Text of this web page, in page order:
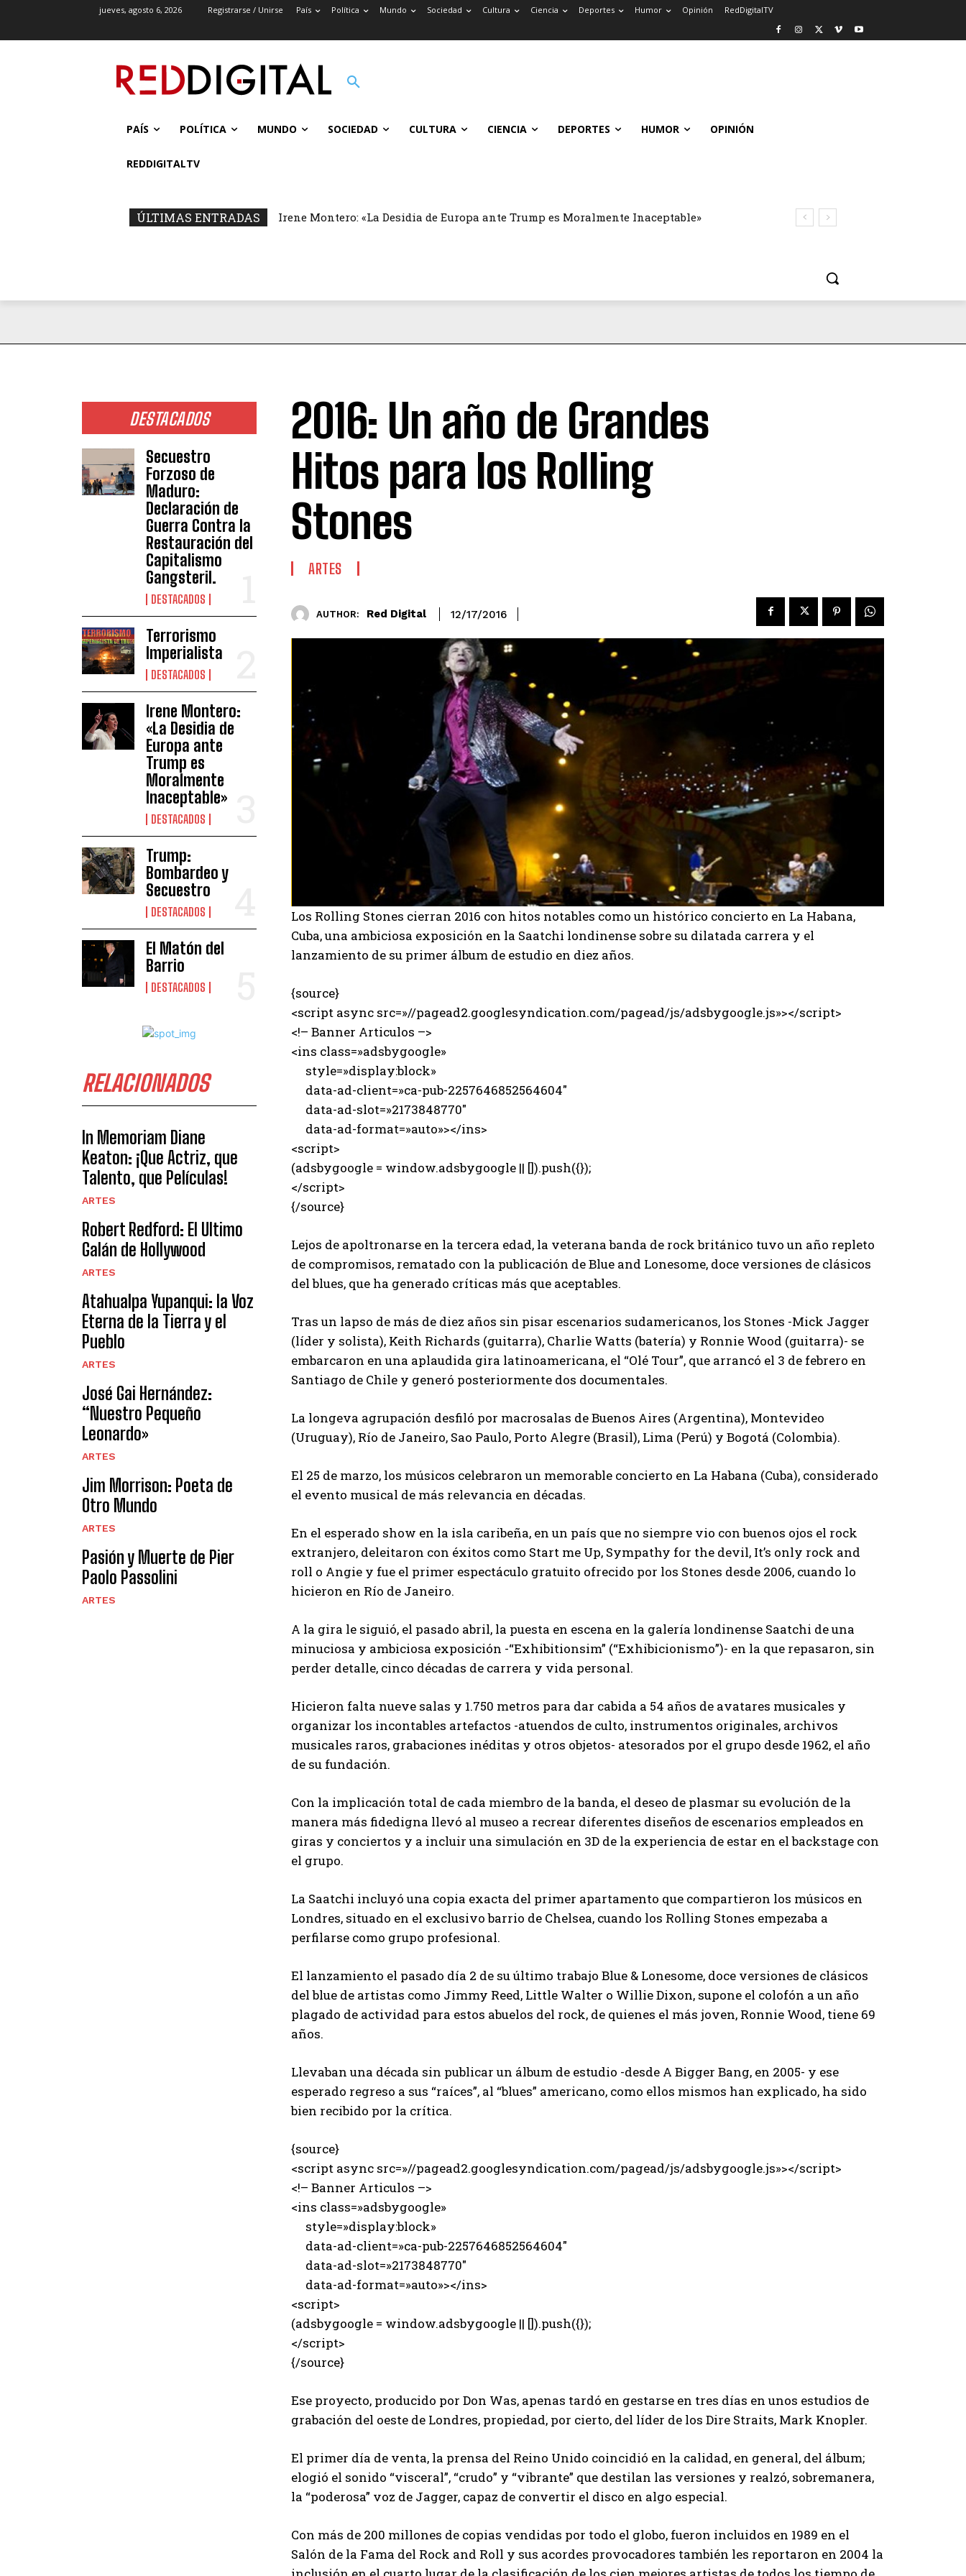
jueves, agosto 6, 2026 Registrarse / Unirse País Política Mundo Sociedad Cultura Ciencia Deportes Humor Opinión RedDigitalTV
PAÍS POLÍTICA MUNDO SOCIEDAD CULTURA CIENCIA DEPORTES HUMOR OPINIÓN
REDDIGITALTV
ÚLTIMAS ENTRADAS Irene Montero: «La Desidia de Europa ante Trump es Moralmente Inaceptable»
DESTACADOS
Secuestro
Forzoso de
Maduro:
Declaración de
Guerra Contra la
Restauración del
Capitalismo
Gangsteril.
DESTACADOS
Terrorismo
Imperialista
DESTACADOS
Irene Montero:
«La Desidia de
Europa ante
Trump es
Moralmente
Inaceptable»
DESTACADOS
Trump:
Bombardeo y
Secuestro
DESTACADOS
El Matón del
Barrio
DESTACADOS
RELACIONADOS
In Memoriam Diane
Keaton: ¡Que Actriz, que
Talento, que Películas!
ARTES
Robert Redford: El Ultimo
Galán de Hollywood
ARTES
Atahualpa Yupanqui: la Voz
Eterna de la Tierra y el
Pueblo
ARTES
José Gai Hernández:
“Nuestro Pequeño
Leonardo»
ARTES
Jim Morrison: Poeta de
Otro Mundo
ARTES
Pasión y Muerte de Pier
Paolo Passolini
ARTES
2016: Un año de Grandes
Hitos para los Rolling
Stones
ARTES
AUTHOR: Red Digital 12/17/2016
Los Rolling Stones cierran 2016 con hitos notables como un histórico concierto en La Habana,
Cuba, una ambiciosa exposición en la Saatchi londinense sobre su dilatada carrera y el
lanzamiento de su primer álbum de estudio en diez años.
{source}
<script async src=»//pagead2.googlesyndication.com/pagead/js/adsbygoogle.js»></script>
<!– Banner Articulos –>
<ins class=»adsbygoogle»
style=»display:block»
data-ad-client=»ca-pub-2257646852564604″
data-ad-slot=»2173848770″
data-ad-format=»auto»></ins>
<script>
(adsbygoogle = window.adsbygoogle || []).push({});
</script>
{/source}
Lejos de apoltronarse en la tercera edad, la veterana banda de rock británico tuvo un año repleto
de compromisos, rematado con la publicación de Blue and Lonesome, doce versiones de clásicos
del blues, que ha generado críticas más que aceptables.
Tras un lapso de más de diez años sin pisar escenarios sudamericanos, los Stones -Mick Jagger
(líder y solista), Keith Richards (guitarra), Charlie Watts (batería) y Ronnie Wood (guitarra)- se
embarcaron en una aplaudida gira latinoamericana, el “Olé Tour”, que arrancó el 3 de febrero en
Santiago de Chile y generó posteriormente dos documentales.
La longeva agrupación desfiló por macrosalas de Buenos Aires (Argentina), Montevideo
(Uruguay), Río de Janeiro, Sao Paulo, Porto Alegre (Brasil), Lima (Perú) y Bogotá (Colombia).
El 25 de marzo, los músicos celebraron un memorable concierto en La Habana (Cuba), considerado
el evento musical de más relevancia en décadas.
En el esperado show en la isla caribeña, en un país que no siempre vio con buenos ojos el rock
extranjero, deleitaron con éxitos como Start me Up, Sympathy for the devil, It’s only rock and
roll o Angie y fue el primer espectáculo gratuito ofrecido por los Stones desde 2006, cuando lo
hicieron en Río de Janeiro.
A la gira le siguió, el pasado abril, la puesta en escena en la galería londinense Saatchi de una
minuciosa y ambiciosa exposición -“Exhibitionsim” (“Exhibicionismo”)- en la que repasaron, sin
perder detalle, cinco décadas de carrera y vida personal.
Hicieron falta nueve salas y 1.750 metros para dar cabida a 54 años de avatares musicales y
organizar los incontables artefactos -atuendos de culto, instrumentos originales, archivos
musicales raros, grabaciones inéditas y otros objetos- atesorados por el grupo desde 1962, el año
de su fundación.
Con la implicación total de cada miembro de la banda, el deseo de plasmar su evolución de la
manera más fidedigna llevó al museo a recrear diferentes diseños de escenarios empleados en
giras y conciertos y a incluir una simulación en 3D de la experiencia de estar en el backstage con
el grupo.
La Saatchi incluyó una copia exacta del primer apartamento que compartieron los músicos en
Londres, situado en el exclusivo barrio de Chelsea, cuando los Rolling Stones empezaba a
perfilarse como grupo profesional.
El lanzamiento el pasado día 2 de su último trabajo Blue & Lonesome, doce versiones de clásicos
del blue de artistas como Jimmy Reed, Little Walter o Willie Dixon, supone el colofón a un año
plagado de actividad para estos abuelos del rock, de quienes el más joven, Ronnie Wood, tiene 69
años.
Llevaban una década sin publicar un álbum de estudio -desde A Bigger Bang, en 2005- y ese
esperado regreso a sus “raíces”, al “blues” americano, como ellos mismos han explicado, ha sido
bien recibido por la crítica.
{source}
<script async src=»//pagead2.googlesyndication.com/pagead/js/adsbygoogle.js»></script>
<!– Banner Articulos –>
<ins class=»adsbygoogle»
style=»display:block»
data-ad-client=»ca-pub-2257646852564604″
data-ad-slot=»2173848770″
data-ad-format=»auto»></ins>
<script>
(adsbygoogle = window.adsbygoogle || []).push({});
</script>
{/source}
Ese proyecto, producido por Don Was, apenas tardó en gestarse en tres días en unos estudios de
grabación del oeste de Londres, propiedad, por cierto, del líder de los Dire Straits, Mark Knopler.
El primer día de venta, la prensa del Reino Unido coincidió en la calidad, en general, del álbum;
elogió el sonido “visceral”, “crudo” y “vibrante” que destilan las versiones y realzó, sobremanera,
la “poderosa” voz de Jagger, capaz de convertir el disco en algo especial.
Con más de 200 millones de copias vendidas por todo el globo, fueron incluidos en 1989 en el
Salón de la Fama del Rock and Roll y sus acordes provocadores también les reportaron en 2004 la